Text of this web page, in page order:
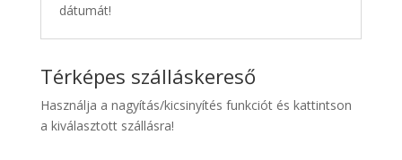
dátumát!
Térképes szálláskereső
Használja a nagyítás/kicsinyítés funkciót és kattintson
a kiválasztott szállásra!